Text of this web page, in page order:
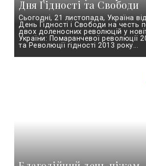
Дня Гідності та Свободи
Сьогодні, 21 листопада, Україна
День Гідності і Свободи на честь
двох доленосних революцій у
України: Помаранчевої революції
та Революції гідності 2013 року...